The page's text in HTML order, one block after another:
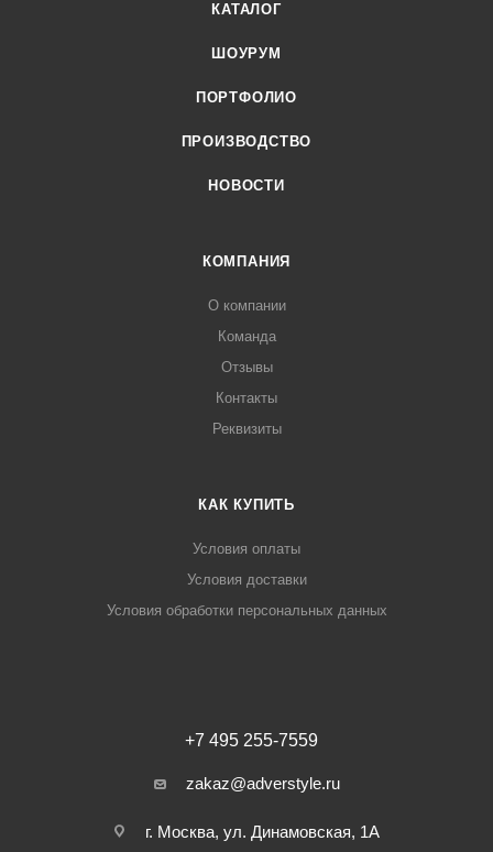
КАТАЛОГ
ШОУРУМ
ПОРТФОЛИО
ПРОИЗВОДСТВО
НОВОСТИ
КОМПАНИЯ
О компании
Команда
Отзывы
Контакты
Реквизиты
КАК КУПИТЬ
Условия оплаты
Условия доставки
Условия обработки персональных данных
+7 495 255-7559
zakaz@adverstyle.ru
г. Москва, ул. Динамовская, 1А